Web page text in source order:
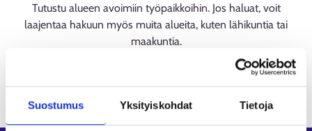
Suostumus Yksityiskohdat Tietoja
Tutustu alueen avoimiin työpaikkoihin. Jos haluat, voit
laajentaa hakuun myös muita alueita, kuten lähikuntia tai
maakuntia.